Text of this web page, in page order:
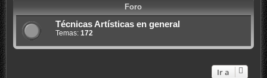
Foro
Técnicas Artísticas en general
Temas: 172
Ir a